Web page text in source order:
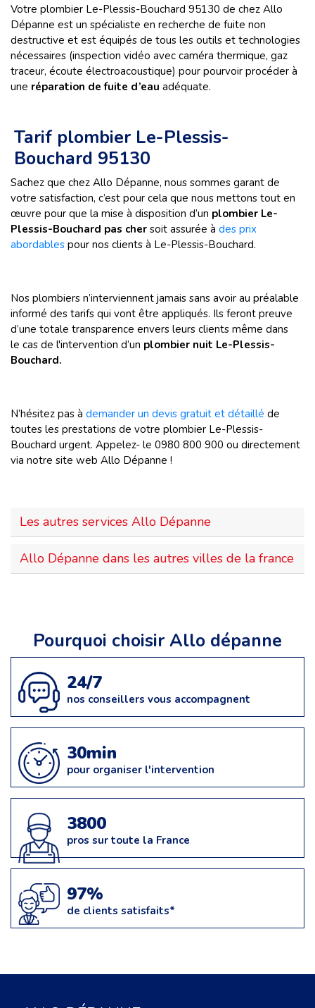
Votre plombier Le-Plessis-Bouchard 95130 de chez Allo
Dépanne est un spécialiste en recherche de fuite non
destructive et est équipés de tous les outils et technologies
nécessaires (inspection vidéo avec caméra thermique, gaz
traceur, écoute électroacoustique) pour pourvoir procéder à
une réparation de fuite d’eau adéquate.
Tarif plombier Le-Plessis-
Bouchard 95130
Sachez que chez Allo Dépanne, nous sommes garant de
votre satisfaction, c’est pour cela que nous mettons tout en
œuvre pour que la mise à disposition d’un plombier Le-
Plessis-Bouchard pas cher soit assurée à des prix
abordables pour nos clients à Le-Plessis-Bouchard.
Nos plombiers n’interviennent jamais sans avoir au préalable
informé des tarifs qui vont être appliqués. Ils feront preuve
d’une totale transparence envers leurs clients même dans
le cas de l'intervention d’un plombier nuit Le-Plessis-
Bouchard.
N’hésitez pas à demander un devis gratuit et détaillé de
toutes les prestations de votre plombier Le-Plessis-
Bouchard urgent. Appelez- le 0980 800 900 ou directement
via notre site web Allo Dépanne !
Les autres services Allo Dépanne
Allo Dépanne dans les autres villes de la france
Pourquoi choisir Allo dépanne
24/7
nos conseillers vous accompagnent
30min
pour organiser l'intervention
3800
pros sur toute la France
97%
de clients satisfaits*